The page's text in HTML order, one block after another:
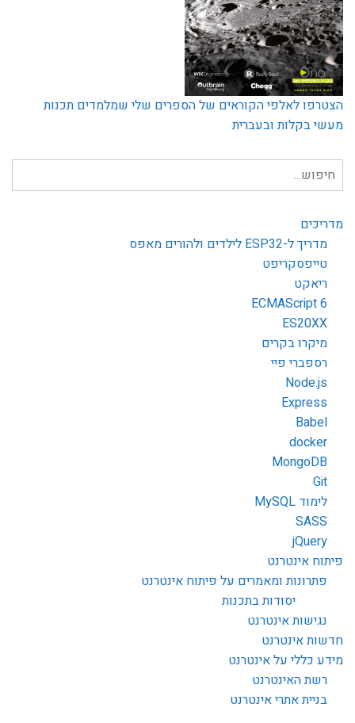
הצטרפו לאלפי הקוראים של הספרים שלי שמלמדים תכנות
מעשי בקלות ובעברית
חיפוש
עבור:
מדריכים
מדריך ל-ESP32 לילדים ולהורים מאפס
טייפסקריפט
ריאקט
ECMAScript 6
ES20XX
מיקרו בקרים
רספברי פיי
Node.js
Express
Babel
docker
MongoDB
Git
לימוד MySQL
SASS
jQuery
פיתוח אינטרנט
פתרונות ומאמרים על פיתוח אינטרנט
יסודות בתכנות
נגישות אינטרנט
חדשות אינטרנט
מידע כללי על אינטרנט
רשת האינטרנט
בניית אתרי אינטרנט